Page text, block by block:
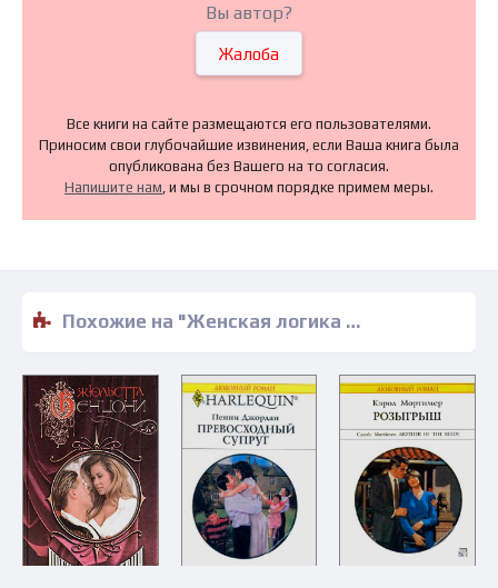
Вы автор?
Жалоба
Все книги на сайте размещаются его пользователями.
Приносим свои глубочайшие извинения, если Ваша книга была
опубликована без Вашего на то согласия.
Напишите нам , и мы в срочном порядке примем меры.
Похожие на "Женская логика - Джейн Хеллер" книги читать бесплатно полные версии